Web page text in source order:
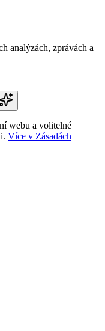
analýzách, zprávách a
webu a volitelné
Více v Zásadách